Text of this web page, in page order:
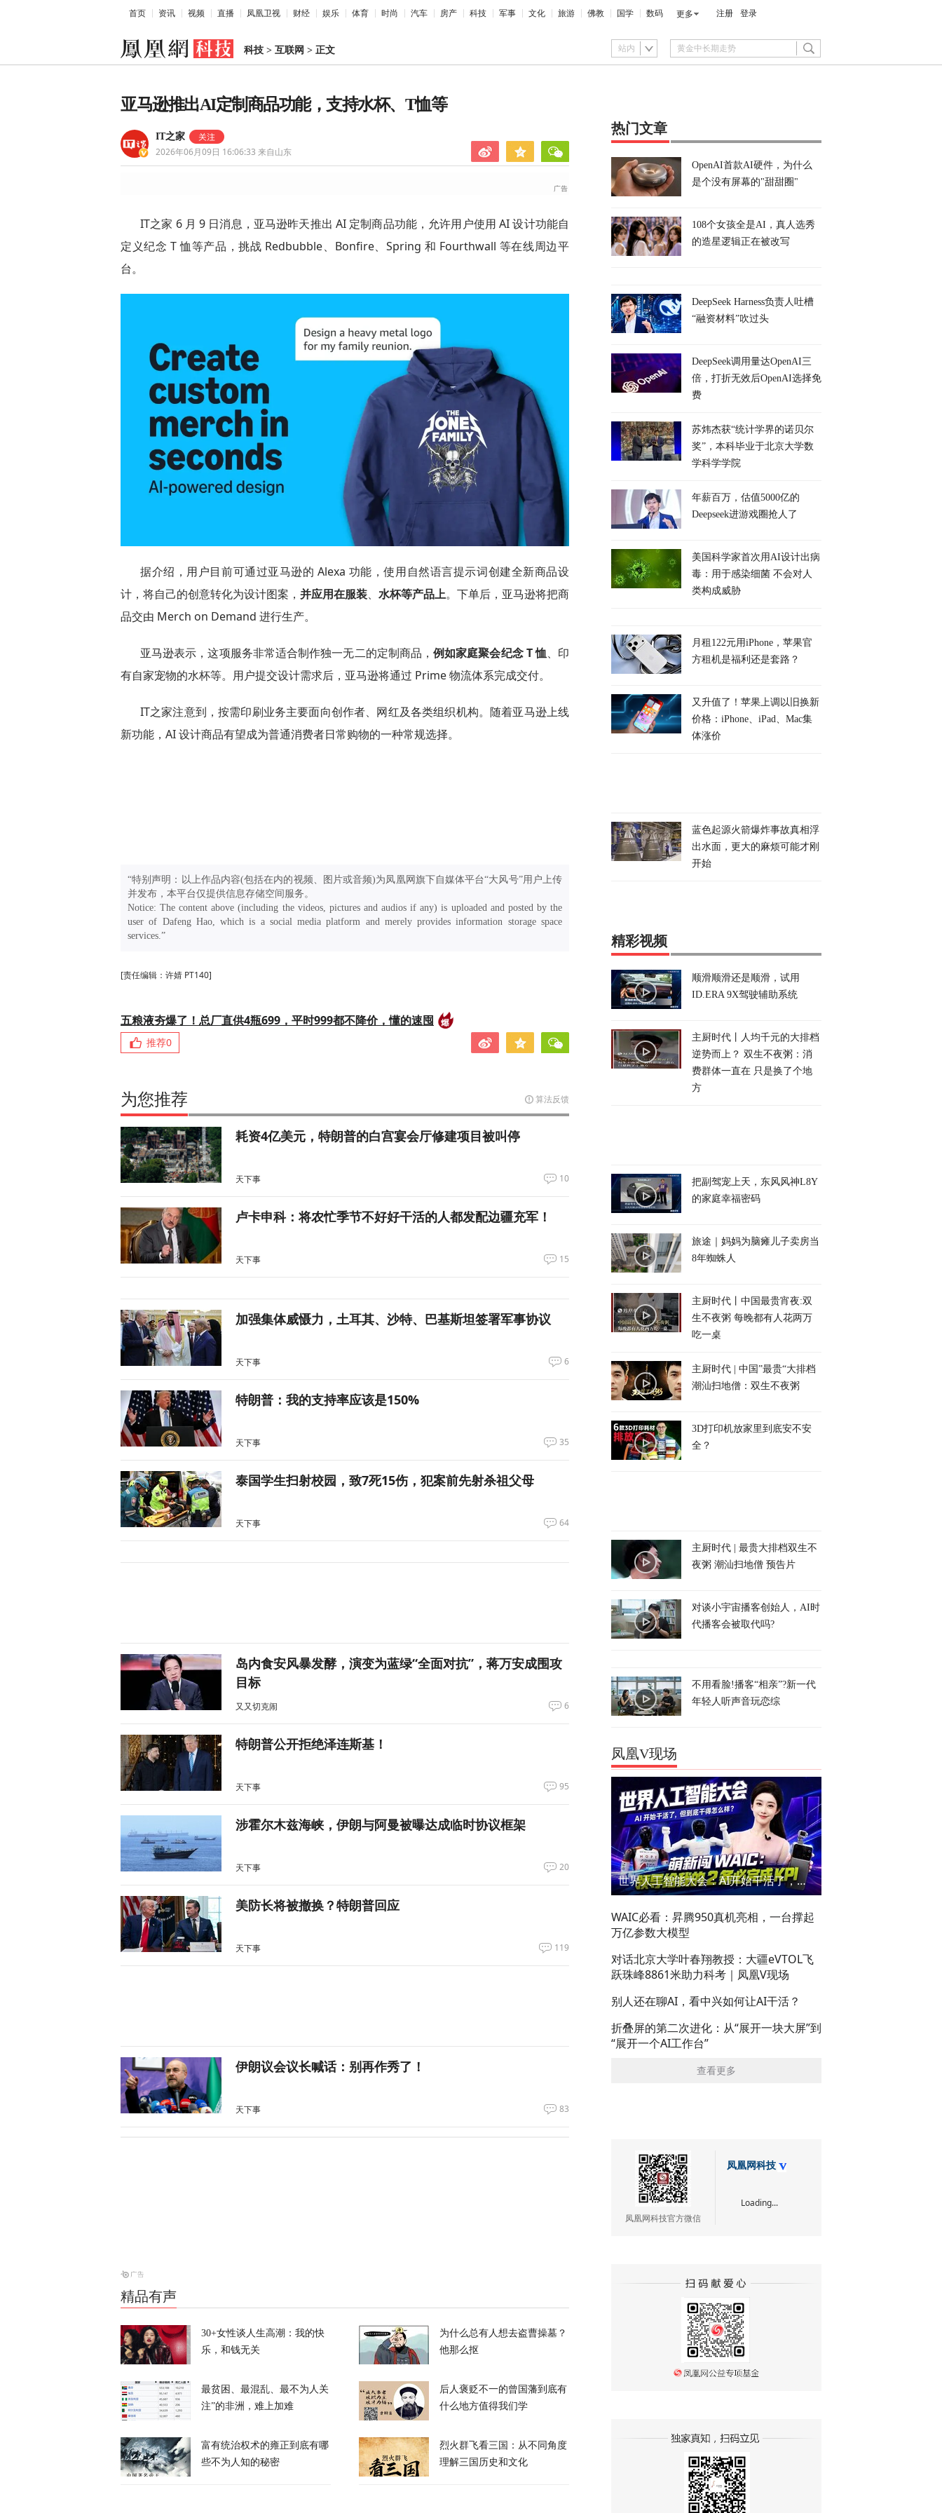
首页 资讯 视频 直播 凤凰卫视 财经 娱乐 体育 时尚 汽车 房产 科技 军事 文化 旅游 佛教 国学 数码 更多 注册 登录
科技 > 互联网 > 正文 站内
亚马逊推出AI定制商品功能，支持水杯、T恤等
IT之家
2026年06月09日 16:06:33 来自山东
IT之家 6 月 9 日消息，亚马逊昨天推出 AI 定制商品功能，允许用户使用 AI 设计功能自
定义纪念 T 恤等产品，挑战 Redbubble、Bonfire、Spring 和 Fourthwall 等在线周边平
台。
据介绍，用户目前可通过亚马逊的 Alexa 功能，使用自然语言提示词创建全新商品设
计，将自己的创意转化为设计图案， 并应用在服装、 水杯等产品上。下单后，亚马逊将把商
品交由 Merch on Demand 进行生产。
亚马逊表示，这项服务非常适合制作独一无二的定制商品，例如家庭聚会纪念 T 恤、印
有自家宠物的水杯等。用户提交设计需求后，亚马逊将通过 Prime 物流体系完成交付。
IT之家注意到，按需印刷业务主要面向创作者、网红及各类组织机构。随着亚马逊上线
新功能，AI 设计商品有望成为普通消费者日常购物的一种常规选择。
“特别声明：以上作品内容(包括在内的视频、图片或音频)为凤凰网旗下自媒体平台“大风号”用户上传
并发布，本平台仅提供信息存储空间服务。
Notice: The content above (including the videos, pictures and audios if any) is uploaded and posted by the
user of Dafeng Hao, which is a social media platform and merely provides information storage space
services.”
[责任编辑：许婧 PT140]
五粮液夯爆了！总厂直供4瓶699，平时999都不降价，懂的速囤
推荐0
为您推荐 算法反馈
耗资4亿美元，特朗普的白宫宴会厅修建项目被叫停
天下事 10
卢卡申科：将农忙季节不好好干活的人都发配边疆充军！
天下事 15
加强集体威慑力，土耳其、沙特、巴基斯坦签署军事协议
天下事 6
特朗普：我的支持率应该是150%
天下事 35
泰国学生扫射校园，致7死15伤，犯案前先射杀祖父母
天下事 64
岛内食安风暴发酵，演变为蓝绿“全面对抗”，蒋万安成围攻
目标
又又切克闹 6
特朗普公开拒绝泽连斯基！
天下事 95
涉霍尔木兹海峡，伊朗与阿曼被曝达成临时协议框架
天下事 20
美防长将被撤换？特朗普回应
天下事 119
伊朗议会议长喊话：别再作秀了！
天下事 83
特朗普所乘直升机遭遇飞行安全事件，现场监控画面曝光
天下事
岛内演习首日，台军丢盔弃甲，赖清德深夜逃跑，赌解放军
精品有声
30+女性谈人生高潮：我的快
乐，和钱无关
为什么总有人想去盗曹操墓？
他那么抠
最贫困、最混乱、最不为人关
注”的非洲，难上加难
后人褒贬不一的曾国藩到底有
什么地方值得我们学
富有统治权术的雍正到底有哪
些不为人知的秘密
烈火群飞看三国：从不同角度
理解三国历史和文化
热门文章
OpenAI首款AI硬件，为什么
是个没有屏幕的"甜甜圈"
108个女孩全是AI，真人选秀
的造星逻辑正在被改写
DeepSeek Harness负责人吐槽
“融资材料”吹过头
DeepSeek调用量达OpenAI三
倍，打折无效后OpenAI选择免
费
苏炜杰获“统计学界的诺贝尔
奖”，本科毕业于北京大学数
学科学学院
年薪百万，估值5000亿的
Deepseek进游戏圈抢人了
美国科学家首次用AI设计出病
毒：用于感染细菌 不会对人
类构成威胁
月租122元用iPhone，苹果官
方租机是福利还是套路？
又升值了！苹果上调以旧换新
价格：iPhone、iPad、Mac集
体涨价
蓝色起源火箭爆炸事故真相浮
出水面，更大的麻烦可能才刚
开始
精彩视频
顺滑顺滑还是顺滑，试用
ID.ERA 9X驾驶辅助系统
主厨时代丨人均千元的大排档
逆势而上？ 双生不夜粥：消
费群体一直在 只是换了个地
方
把副驾宠上天，东风风神L8Y
的家庭幸福密码
旅途｜妈妈为脑瘫儿子卖房当
8年蜘蛛人
主厨时代丨中国最贵宵夜:双
生不夜粥 每晚都有人花两万
吃一桌
主厨时代 | 中国”最贵“大排档
潮汕扫地僧：双生不夜粥
3D打印机放家里到底安不安
全？
主厨时代 | 最贵大排档双生不
夜粥 潮汕扫地僧 预告片
对谈小宇宙播客创始人，AI时
代播客会被取代吗?
不用看脸!播客“相亲”?新一代
年轻人听声音玩恋综
凤凰V现场
世界人工智能大会：AI开始干活了，但到底干的怎么样？萌新闯WAIC
WAIC必看：昇腾950真机亮相，一台撑起
万亿参数大模型
对话北京大学叶春翔教授：大疆eVTOL飞
跃珠峰8861米助力科考｜凤凰V现场
别人还在聊AI，看中兴如何让AI干活？
折叠屏的第二次进化：从“展开一块大屏”到
“展开一个AI工作台”
查看更多
凤凰网科技官方微信
凤凰网科技
Loading...